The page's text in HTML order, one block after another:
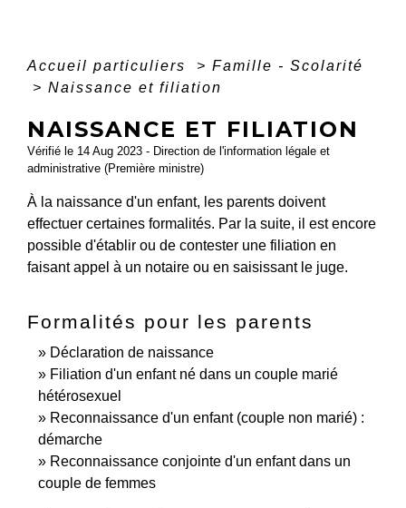
Accueil particuliers > Famille - Scolarité
> Naissance et filiation
NAISSANCE ET FILIATION
Vérifié le 14 Aug 2023 - Direction de l'information légale et
administrative (Première ministre)
À la naissance d'un enfant, les parents doivent
effectuer certaines formalités. Par la suite, il est encore
possible d'établir ou de contester une filiation en
faisant appel à un notaire ou en saisissant le juge.
Formalités pour les parents
Déclaration de naissance
Filiation d'un enfant né dans un couple marié
hétérosexuel
Reconnaissance d'un enfant (couple non marié) :
démarche
Reconnaissance conjointe d'un enfant dans un
couple de femmes